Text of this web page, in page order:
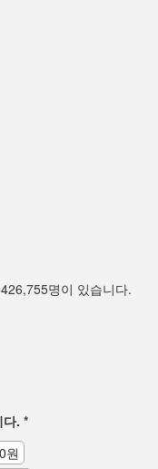
명이 있습니다.
다. *
원